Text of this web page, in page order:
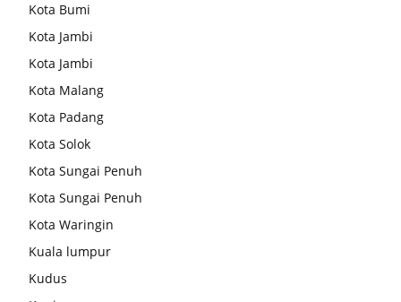
Kota Bumi
Kota Jambi
Kota Jambi
Kota Malang
Kota Padang
Kota Solok
Kota Sungai Penuh
Kota Sungai Penuh
Kota Waringin
Kuala lumpur
Kudus